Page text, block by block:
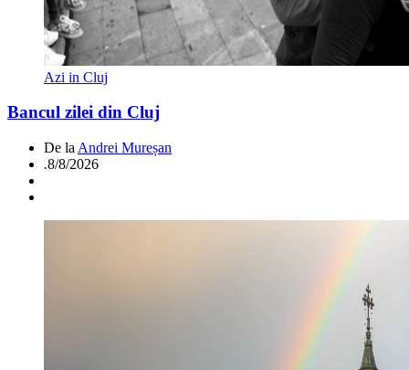
Azi in Cluj
Bancul zilei din Cluj
De la Andrei Mureșan
.8/8/2026